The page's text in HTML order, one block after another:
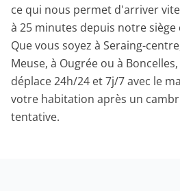
ce qui nous permet d'arriver
à 25 minutes depuis notre
Que vous soyez à Seraing-
Meuse, à Ougrée ou à
déplace 24h/24 et 7j/7 avec le
votre habitation après un
tentative.